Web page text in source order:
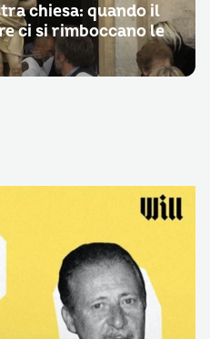
chiesa: quando il
ci si rimboccano le